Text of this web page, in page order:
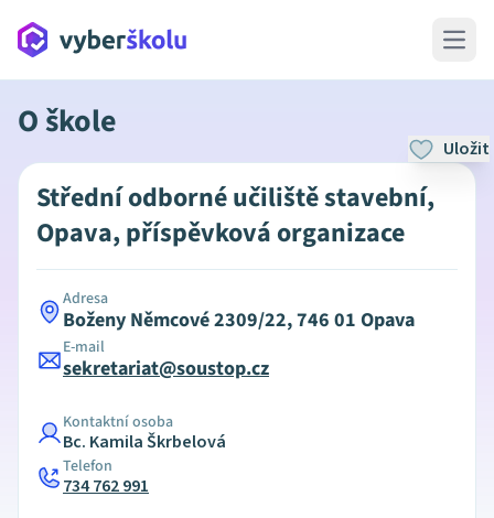
Open
O škole
Uložit
Střední odborné učiliště stavební,
Opava, příspěvková organizace
Adresa
Boženy Němcové 2309/22, 746 01 Opava
E-mail
sekretariat@soustop.cz
Kontaktní osoba
Bc. Kamila Škrbelová
Telefon
734 762 991